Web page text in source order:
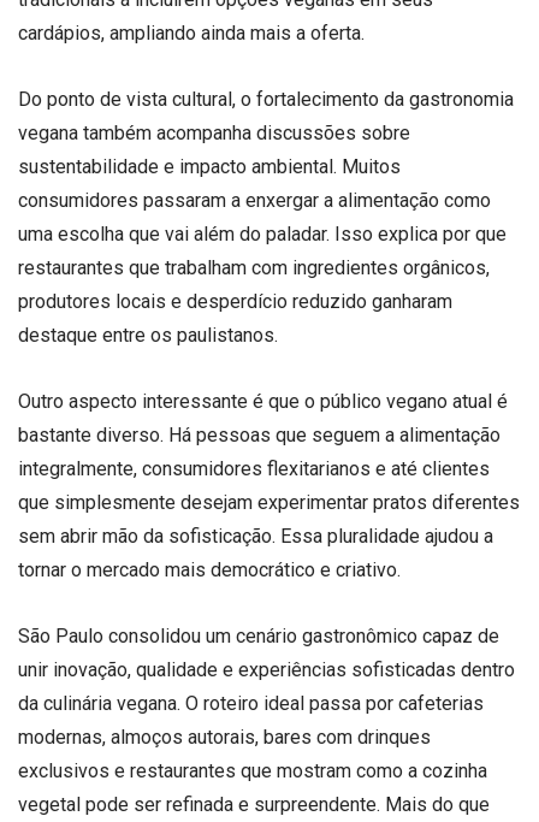
cardápios, ampliando ainda mais a oferta.
Do ponto de vista cultural, o fortalecimento da gastronomia
vegana também acompanha discussões sobre
sustentabilidade e impacto ambiental. Muitos
consumidores passaram a enxergar a alimentação como
uma escolha que vai além do paladar. Isso explica por que
restaurantes que trabalham com ingredientes orgânicos,
produtores locais e desperdício reduzido ganharam
destaque entre os paulistanos.
Outro aspecto interessante é que o público vegano atual é
bastante diverso. Há pessoas que seguem a alimentação
integralmente, consumidores flexitarianos e até clientes
que simplesmente desejam experimentar pratos diferentes
sem abrir mão da sofisticação. Essa pluralidade ajudou a
tornar o mercado mais democrático e criativo.
São Paulo consolidou um cenário gastronômico capaz de
unir inovação, qualidade e experiências sofisticadas dentro
da culinária vegana. O roteiro ideal passa por cafeterias
modernas, almoços autorais, bares com drinques
exclusivos e restaurantes que mostram como a cozinha
vegetal pode ser refinada e surpreendente. Mais do que